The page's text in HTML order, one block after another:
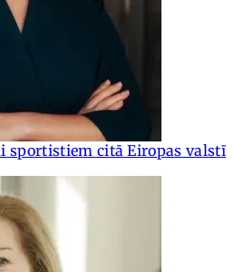
sportistiem citā Eiropas valstī